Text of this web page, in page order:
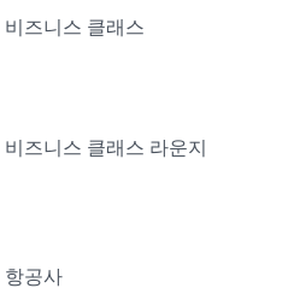
즈니스 클래스
즈니스 클래스 라운지
항공사